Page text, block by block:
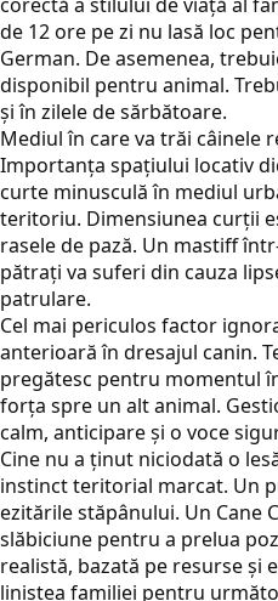
de 12 ore pe zi nu lasă loc
German. De asemenea,
disponibil pentru animal.
și în zilele de sărbătoare.
Mediul în care va trăi câinele
Importanța spațiului locativ
curte minusculă în mediul
teritoriu. Dimensiunea curții
rasele de pază. Un mastiff
pătrați va suferi din cauza
patrulare.
Cel mai periculos factor
anterioară în dresajul canin.
pregătesc pentru momentul
forța spre un alt animal.
calm, anticipare și o voce
Cine nu a ținut niciodată o
instinct teritorial marcat. Un
ezitările stăpânului. Un Cane
slăbiciune pentru a prelua
realistă, bazată pe resurse și
liniștea familiei pentru